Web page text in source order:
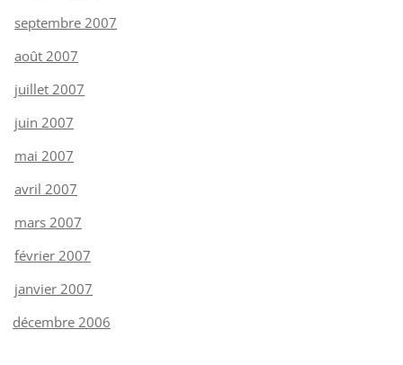
septembre 2007
août 2007
juillet 2007
juin 2007
mai 2007
avril 2007
mars 2007
février 2007
janvier 2007
décembre 2006